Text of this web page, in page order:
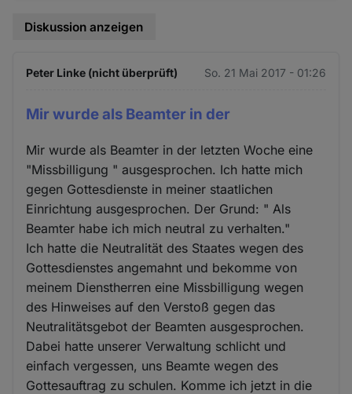
Diskussion anzeigen
Peter Linke (nicht überprüft) So. 21 Mai 2017 - 01:26
Mir wurde als Beamter in der
Mir wurde als Beamter in der letzten Woche eine
"Missbilligung " ausgesprochen. Ich hatte mich
gegen Gottesdienste in meiner staatlichen
Einrichtung ausgesprochen. Der Grund: " Als
Beamter habe ich mich neutral zu verhalten."
Ich hatte die Neutralität des Staates wegen des
Gottesdienstes angemahnt und bekomme von
meinem Dienstherren eine Missbilligung wegen
des Hinweises auf den Verstoß gegen das
Neutralitätsgebot der Beamten ausgesprochen.
Dabei hatte unserer Verwaltung schlicht und
einfach vergessen, uns Beamte wegen des
Gottesauftrag zu schulen. Komme ich jetzt in die